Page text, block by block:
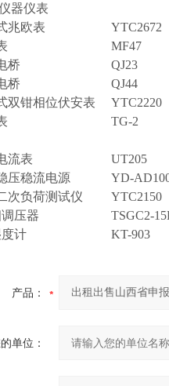
器仪表
式兆欧表
用表 MF47
臂电桥 QJ23
臂电桥 QJ44
式双钳相位伏安表
序表 TG-2 1只
形电流表
稳压稳流电源 YD-
二次负荷测试仪
相调压器 TSGC2-
温湿度计 KT-
产品：
单位：